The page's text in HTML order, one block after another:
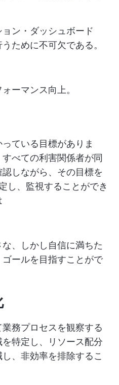
ン・ダッシュボード
ために不可欠である。
ーマンス向上。
ている目標がありま
べての利害関係者が同
しながら、その目標を
し、監視することができ
、しかし自信に満ちた
ールを目指すことがで
務プロセスを観察する
特定し、リソース配分
、非効率を排除するこ